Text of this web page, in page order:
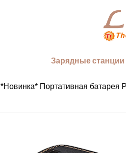
Зарядные станции
*Новинка* Портативная батарея